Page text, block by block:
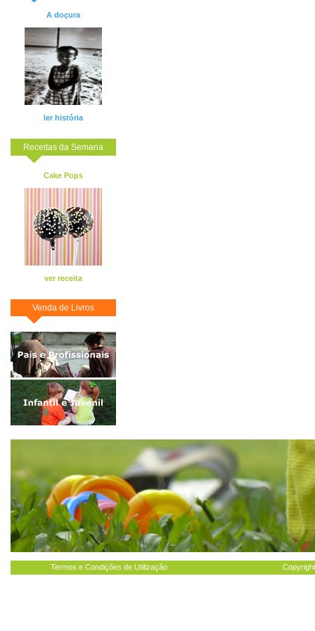
A doçura
ler história
Receitas da Semana
Cake Pops
ver receita
Venda de Livros
Termos e Condições de Utilização